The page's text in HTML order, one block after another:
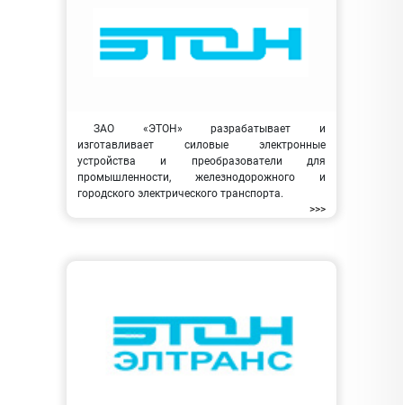
ЗАО «ЭТОН» разрабатывает и
изготавливает силовые электронные
устройства и преобразователи для
промышленности, железнодорожного и
городского электрического транспорта.
>>>